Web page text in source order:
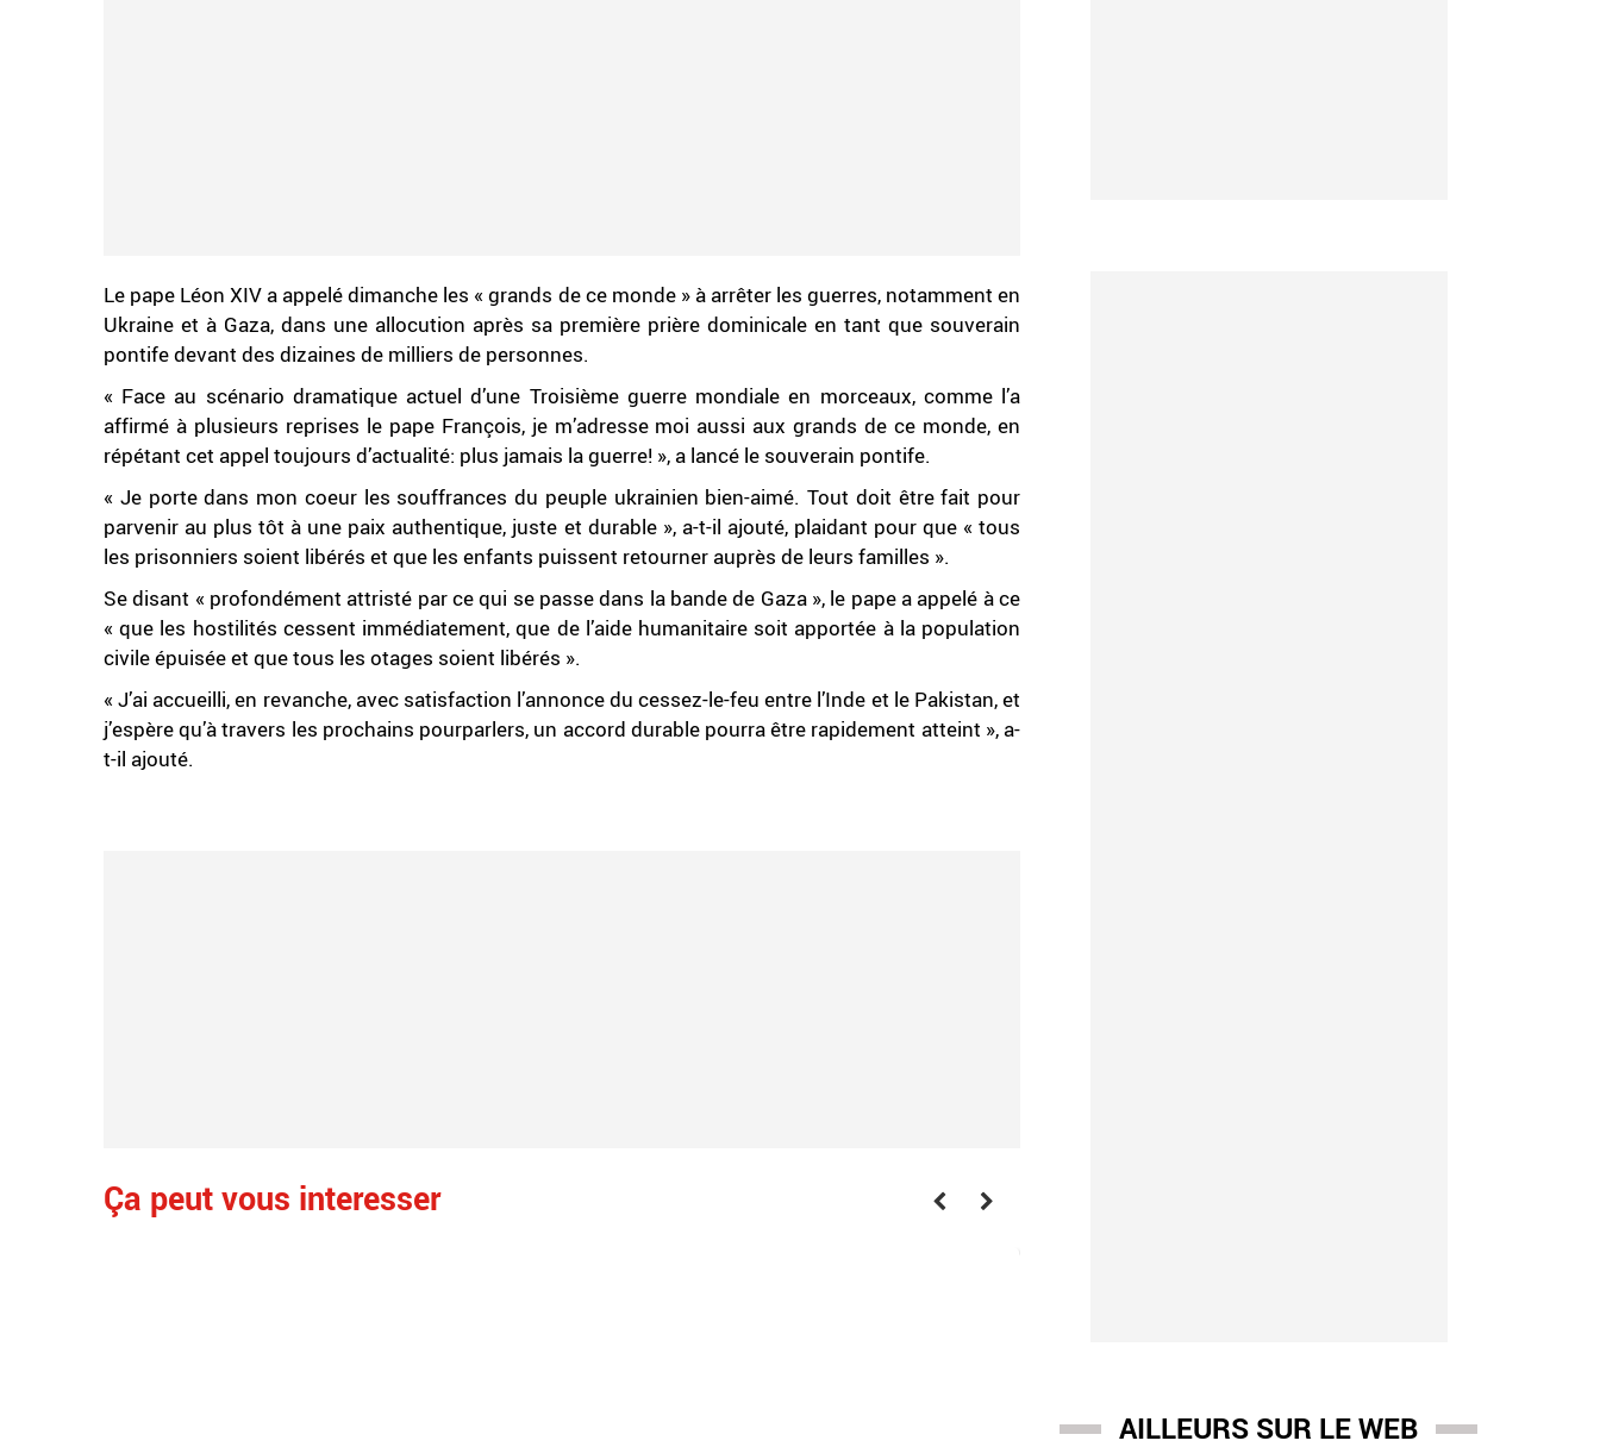
Le pape Léon XIV a appelé dimanche les « grands de ce monde » à arrêter les guerres, notamment en
Ukraine et à Gaza, dans une allocution après sa première prière dominicale en tant que souverain
pontife devant des dizaines de milliers de personnes.
« Face au scénario dramatique actuel d’une Troisième guerre mondiale en morceaux, comme l’a
affirmé à plusieurs reprises le pape François, je m’adresse moi aussi aux grands de ce monde, en
répétant cet appel toujours d’actualité: plus jamais la guerre! », a lancé le souverain pontife.
« Je porte dans mon coeur les souffrances du peuple ukrainien bien-aimé. Tout doit être fait pour
parvenir au plus tôt à une paix authentique, juste et durable », a-t-il ajouté, plaidant pour que « tous
les prisonniers soient libérés et que les enfants puissent retourner auprès de leurs familles ».
Se disant « profondément attristé par ce qui se passe dans la bande de Gaza », le pape a appelé à ce
« que les hostilités cessent immédiatement, que de l’aide humanitaire soit apportée à la population
civile épuisée et que tous les otages soient libérés ».
« J’ai accueilli, en revanche, avec satisfaction l’annonce du cessez-le-feu entre l’Inde et le Pakistan, et
j’espère qu’à travers les prochains pourparlers, un accord durable pourra être rapidement atteint », a-
t-il ajouté.
Ça peut vous interesser
AILLEURS SUR LE WEB